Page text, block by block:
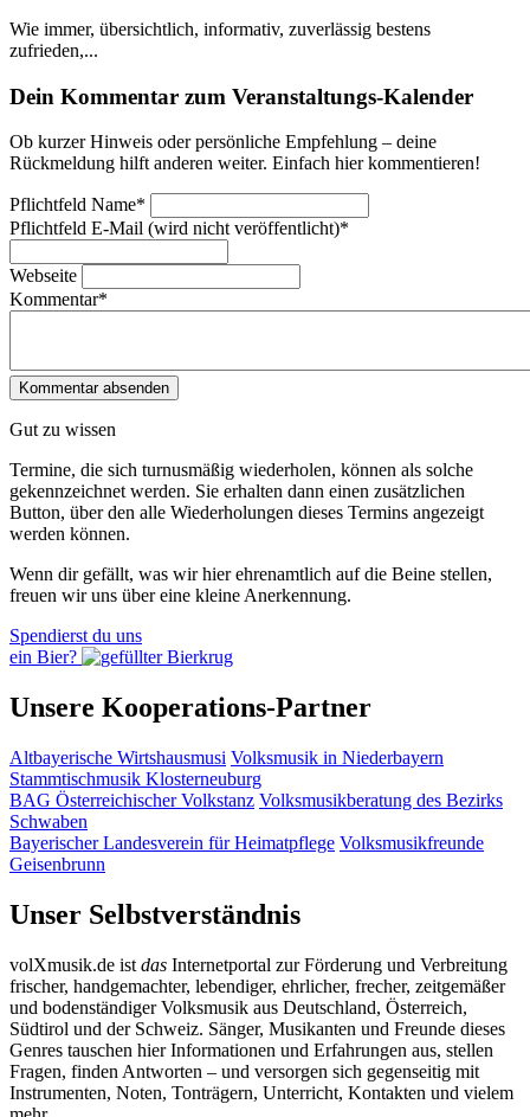
Wie immer, übersichtlich, informativ, zuverlässig bestens
zufrieden,...
Dein Kommentar zum Veranstaltungs-Kalender
Ob kurzer Hinweis oder persönliche Empfehlung – deine
Rückmeldung hilft anderen weiter. Einfach hier kommentieren!
Pflichtfeld Name*
Pflichtfeld E-Mail (wird nicht veröffentlicht)*
Webseite
Kommentar*
Gut zu wissen
Termine, die sich turnusmäßig wiederholen, können als solche
gekennzeichnet werden. Sie erhalten dann einen zusätzlichen
Button, über den alle Wiederholungen dieses Termins angezeigt
werden können.
Wenn dir gefällt, was wir hier ehrenamtlich auf die Beine stellen,
freuen wir uns über eine kleine Anerkennung.
Spendierst du uns
ein Bier?
Unsere Kooperations-Partner
Altbayerische Wirtshausmusi Volksmusik in Niederbayern
Stammtischmusik Klosterneuburg
BAG Österreichischer Volkstanz Volksmusikberatung des Bezirks
Schwaben
Bayerischer Landesverein für Heimatpflege Volksmusikfreunde
Geisenbrunn
Unser Selbstverständnis
volXmusik.de ist das Internetportal zur Förderung und Verbreitung
frischer, handgemachter, lebendiger, ehrlicher, frecher, zeitgemäßer
und bodenständiger Volksmusik aus Deutschland, Österreich,
Südtirol und der Schweiz. Sänger, Musikanten und Freunde dieses
Genres tauschen hier Informationen und Erfahrungen aus, stellen
Fragen, finden Antworten – und versorgen sich gegenseitig mit
Instrumenten, Noten, Tonträgern, Unterricht, Kontakten und vielem